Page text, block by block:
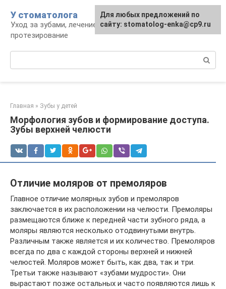
контенту
У стоматолога
Уход за зубами, лечение, удаление,
протезирование
Главная » Зубы у детей
Морфология зубов и формирование доступа.
Зубы верхней челюсти
Отличие моляров от премоляров
Главное отличие молярных зубов и премоляров
заключается в их расположении на челюсти. Премоляры
размещаются ближе к передней части зубного ряда, а
моляры являются несколько отодвинутыми внутрь.
Различным также является и их количество. Премоляров
всегда по два с каждой стороны верхней и нижней
челюстей. Моляров может быть, как два, так и три.
Третьи также называют «зубами мудрости». Они
вырастают позже остальных и часто появляются лишь к
Для любых предложений по
сайту: stomatolog-enka@cp9.ru